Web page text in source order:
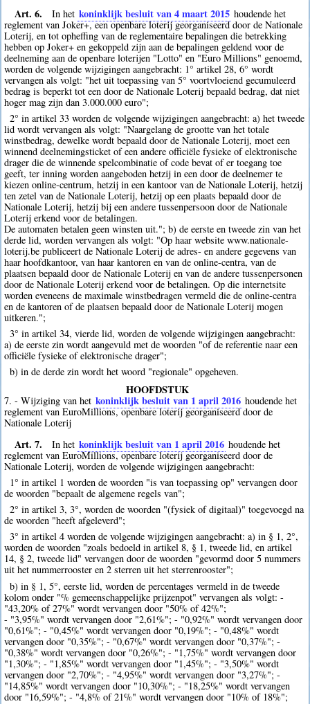
Art. 6. In het koninklijk besluit van 4 maart 2015 houdende het
reglement van Joker+, een openbare loterij georganiseerd door de Nationale
Loterij, en tot opheffing van de reglementaire bepalingen die betrekking
hebben op Joker+ en gekoppeld zijn aan de bepalingen geldend voor de
deelneming aan de openbare loterijen "Lotto" en "Euro Millions" genoemd,
worden de volgende wijzigingen aangebracht: 1° artikel 28, 6° wordt
vervangen als volgt: "het uit toepassing van 5° voortvloeiend gecumuleerd
bedrag is beperkt tot een door de Nationale Loterij bepaald bedrag, dat niet
hoger mag zijn dan 3.000.000 euro";
2° in artikel 33 worden de volgende wijzigingen aangebracht: a) het tweede
lid wordt vervangen als volgt: "Naargelang de grootte van het totale
winstbedrag, dewelke wordt bepaald door de Nationale Loterij, moet een
winnend deelnemingsticket of een andere officiële fysieke of elektronische
drager die de winnende spelcombinatie of code bevat of er toegang toe
geeft, ter inning worden aangeboden hetzij in een door de deelnemer te
kiezen online-centrum, hetzij in een kantoor van de Nationale Loterij, hetzij
ten zetel van de Nationale Loterij, hetzij op een plaats bepaald door de
Nationale Loterij, hetzij bij een andere tussenpersoon door de Nationale
Loterij erkend voor de betalingen.
De automaten betalen geen winsten uit."; b) de eerste en tweede zin van het
derde lid, worden vervangen als volgt: "Op haar website www.nationale-
loterij.be publiceert de Nationale Loterij de adres- en andere gegevens van
haar hoofdkantoor, van haar kantoren en van de online-centra, van de
plaatsen bepaald door de Nationale Loterij en van de andere tussenpersonen
door de Nationale Loterij erkend voor de betalingen. Op die internetsite
worden eveneens de maximale winstbedragen vermeld die de online-centra
en de kantoren of de plaatsen bepaald door de Nationale Loterij mogen
uitkeren.";
3° in artikel 34, vierde lid, worden de volgende wijzigingen aangebracht:
a) de eerste zin wordt aangevuld met de woorden "of de referentie naar een
officiële fysieke of elektronische drager";
b) in de derde zin wordt het woord "regionale" opgeheven.
HOOFDSTUK
7. - Wijziging van het koninklijk besluit van 1 april 2016 houdende het
reglement van EuroMillions, openbare loterij georganiseerd door de
Nationale Loterij
Art. 7. In het koninklijk besluit van 1 april 2016 houdende het
reglement van EuroMillions, openbare loterij georganiseerd door de
Nationale Loterij, worden de volgende wijzigingen aangebracht:
1° in artikel 1 worden de woorden "is van toepassing op" vervangen door
de woorden "bepaalt de algemene regels van";
2° in artikel 3, 3°, worden de woorden "(fysiek of digitaal)" toegevoegd na
de woorden "heeft afgeleverd";
3° in artikel 4 worden de volgende wijzigingen aangebracht: a) in § 1, 2°,
worden de woorden "zoals bedoeld in artikel 8, § 1, tweede lid, en artikel
14, § 2, tweede lid" vervangen door de woorden "gevormd door 5 nummers
uit het nummerrooster en 2 sterren uit het sterrenrooster";
b) in § 1, 5°, eerste lid, worden de percentages vermeld in de tweede
kolom onder "% gemeenschappelijke prijzenpot" vervangen als volgt: -
"43,20% of 27%" wordt vervangen door "50% of 42%";
- "3,95%" wordt vervangen door "2,61%"; - "0,92%" wordt vervangen door
"0,61%"; - "0,45%" wordt vervangen door "0,19%"; - "0,48%" wordt
vervangen door "0,35%"; - "0,67%" wordt vervangen door "0,37%"; -
"0,38%" wordt vervangen door "0,26%"; - "1,75%" wordt vervangen door
"1,30%"; - "1,85%" wordt vervangen door "1,45%"; - "3,50%" wordt
vervangen door "2,70%"; - "4,95%" wordt vervangen door "3,27%"; -
"14,85%" wordt vervangen door "10,30%"; - "18,25%" wordt vervangen
door "16,59%"; - "4,8% of 21%" wordt vervangen door "10% of 18%";